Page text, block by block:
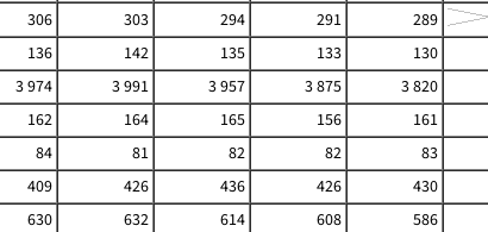
306 303 294 291
289
136 142 135 133
130
3 974 3 991 3 957 3 875
3 820
162 164 165 156
161
84 81 82 82
83
409 426 436 426
430
630 632 614 608
586